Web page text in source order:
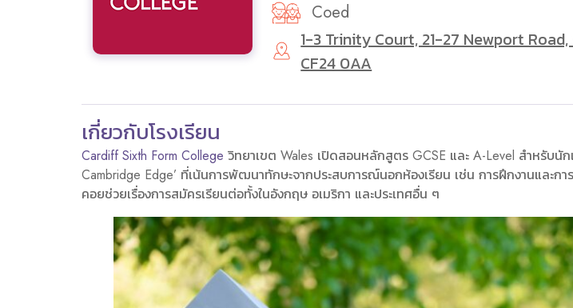
Coed
1-3 Trinity Court, 21-27 Newport
CF24 0AA
เกี่ยวกับโรงเรียน
Cardiff Sixth Form College วิทยาเขต Wales เปิดสอนหลักสูตร GCSE และ A-Level สำหรับนั
Cambridge Edge’ ที่เน้นการพัฒนาทักษะจากประสบการณ์นอกห้องเรียน เช่น การฝึกงานแล
คอยช่วยเรื่องการสมัครเรียนต่อทั้งในอังกฤษ อเมริกา และประเทศอื่น ๆ